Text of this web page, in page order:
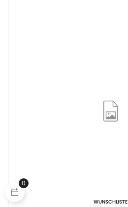
WUNSCHLISTE
0